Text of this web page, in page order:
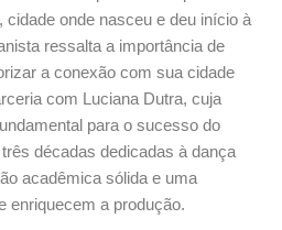
cidade onde nasceu e deu início à
ressalta a importância de
a conexão com sua cidade
com Luciana Dutra, cuja
para o sucesso do
décadas dedicadas à dança
acadêmica sólida e uma
enriquecem a produção.